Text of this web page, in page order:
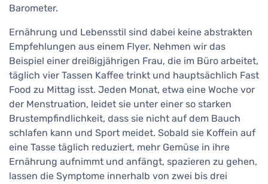
Barometer.
Ernährung und Lebensstil sind dabei keine abstrakten
Empfehlungen aus einem Flyer. Nehmen wir das
Beispiel einer dreißigjährigen Frau, die im Büro arbeitet,
täglich vier Tassen Kaffee trinkt und hauptsächlich Fast
Food zu Mittag isst. Jeden Monat, etwa eine Woche vor
der Menstruation, leidet sie unter einer so starken
Brustempfindlichkeit, dass sie nicht auf dem Bauch
schlafen kann und Sport meidet. Sobald sie Koffein auf
eine Tasse täglich reduziert, mehr Gemüse in ihre
Ernährung aufnimmt und anfängt, spazieren zu gehen,
lassen die Symptome innerhalb von zwei bis drei